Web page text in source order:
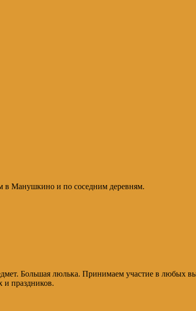
в Манушкино и по соседним деревням.
Большая люлька. Принимаем участие в любых
и праздников.